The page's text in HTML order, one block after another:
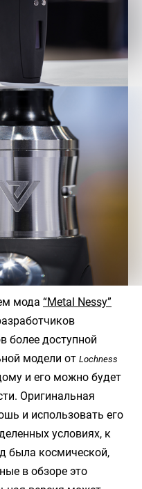
мода “Metal Nessy”
более доступной
модели от Lochness
и его можно будет
Оригинальная
и использовать его
условиях, к
была космической,
в обзоре это